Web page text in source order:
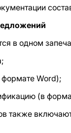
в одном
Word);
(в
также